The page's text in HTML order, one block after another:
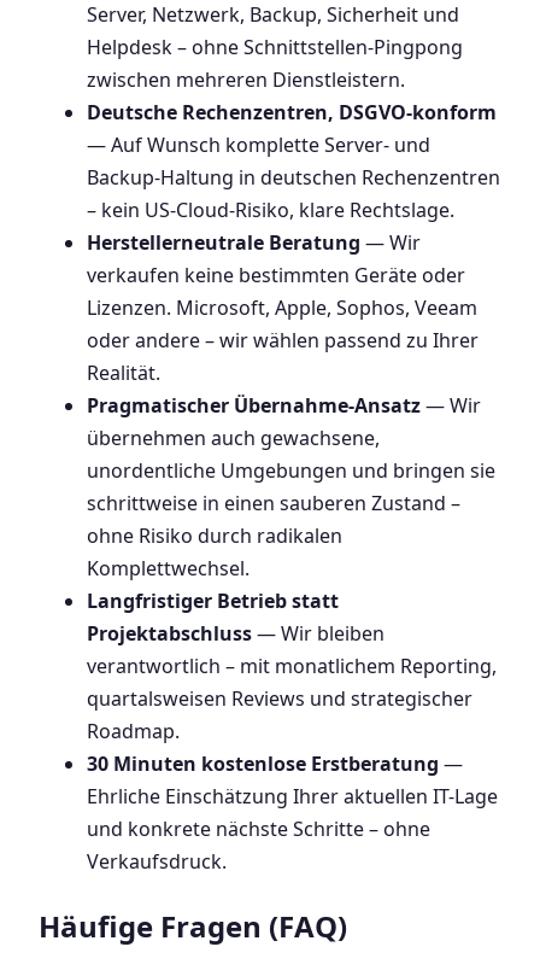
Server, Netzwerk, Backup, Sicherheit und
Helpdesk – ohne Schnittstellen-Pingpong
zwischen mehreren Dienstleistern.
Deutsche Rechenzentren, DSGVO-konform
— Auf Wunsch komplette Server- und
Backup-Haltung in deutschen Rechenzentren
– kein US-Cloud-Risiko, klare Rechtslage.
Herstellerneutrale Beratung — Wir
verkaufen keine bestimmten Geräte oder
Lizenzen. Microsoft, Apple, Sophos, Veeam
oder andere – wir wählen passend zu Ihrer
Realität.
Pragmatischer Übernahme-Ansatz— Wir
übernehmen auch gewachsene,
unordentliche Umgebungen und bringen sie
schrittweise in einen sauberen Zustand –
ohne Risiko durch radikalen
Komplettwechsel.
Langfristiger Betrieb statt
Projektabschluss— Wir bleiben
verantwortlich – mit monatlichem Reporting,
quartalsweisen Reviews und strategischer
Roadmap.
30 Minuten kostenlose Erstberatung —
Ehrliche Einschätzung Ihrer aktuellen IT-Lage
und konkrete nächste Schritte – ohne
Verkaufsdruck.
Häufige Fragen (FAQ)